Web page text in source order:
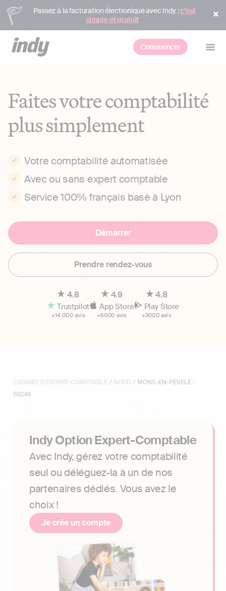
Passez à la facturation électronique avec Indy :c’est
simple et gratuit
Commencer
Faites votre comptabilité
plus simplement
Votre comptabilité automatisée
Avec ou sans expert comptable
Service 100% français basé à Lyon
Démarrer
Prendre rendez-vous
4.8
Trustpilot
+14 000 avis
4.9
App Store
+6000 avis
4.8
Play Store
+3000 avis
CABINET D'EXPERT-COMPTABLE / NORD / MONS-EN-PEVELE -
59246
Indy Option Expert-Comptable
Avec Indy, gérez votre comptabilité
seul ou déléguez-la à un de nos
partenaires dédiés. Vous avez le
choix !
Je crée un compte